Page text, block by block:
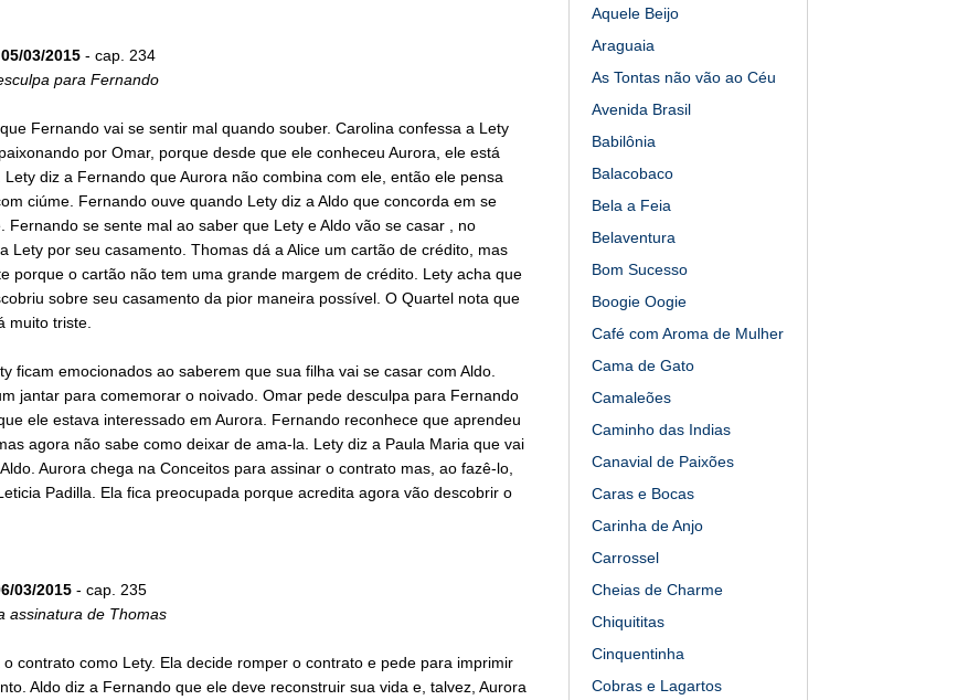
03/2015- cap. 234
para Fernando
Fernando vai se sentir mal quando souber. Carolina confessa a Lety
por Omar, porque desde que ele conheceu Aurora, ele está
Lety diz a Fernando que Aurora não combina com ele, então ele pensa
ciúme. Fernando ouve quando Lety diz a Aldo que concorda em se
Fernando se sente mal ao saber que Lety e Aldo vão se casar , no
Lety por seu casamento. Thomas dá a Alice um cartão de crédito, mas
porque o cartão não tem uma grande margem de crédito. Lety acha que
sobre seu casamento da pior maneira possível. O Quartel nota que
muito triste.
ficam emocionados ao saberem que sua filha vai se casar com Aldo.
jantar para comemorar o noivado. Omar pede desculpa para Fernando
ele estava interessado em Aurora. Fernando reconhece que aprendeu
agora não sabe como deixar de ama-la. Lety diz a Paula Maria que vai
Aurora chega na Conceitos para assinar o contrato mas, ao fazê-lo,
Padilla. Ela fica preocupada porque acredita agora vão descobrir o
03/2015- cap. 235
assinatura de Thomas
contrato como Lety. Ela decide romper o contrato e pede para imprimir
Aldo diz a Fernando que ele deve reconstruir sua vida e, talvez, Aurora
Aquele Beijo
Araguaia
As Tontas não vão ao Céu
Avenida Brasil
Babilônia
Balacobaco
Bela a Feia
Belaventura
Bom Sucesso
Boogie Oogie
Café com Aroma de Mulher
Cama de Gato
Camaleões
Caminho das Indias
Canavial de Paixões
Caras e Bocas
Carinha de Anjo
Carrossel
Cheias de Charme
Chiquititas
Cinquentinha
Cobras e Lagartos